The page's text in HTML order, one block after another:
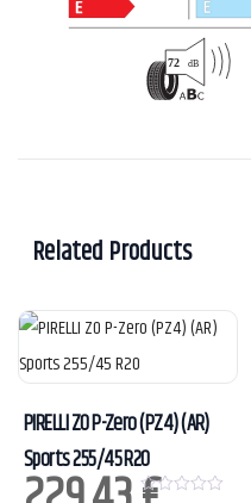
Related Products
PIRELLI ZO P-Zero (PZ4) (AR)
Sports 255/45 R20